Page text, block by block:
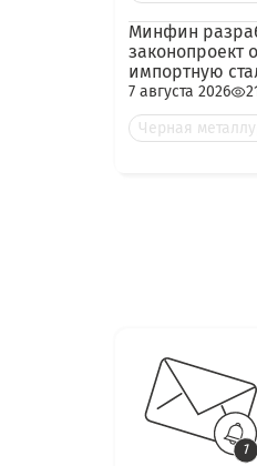
Минфин
законопроект
импортную
7 августа 2026
Черная